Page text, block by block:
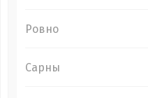
Ровно
Сарны